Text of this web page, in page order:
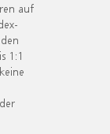
auf
1:1